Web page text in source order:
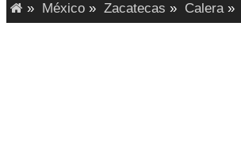
» México » Zacatecas » Calera »